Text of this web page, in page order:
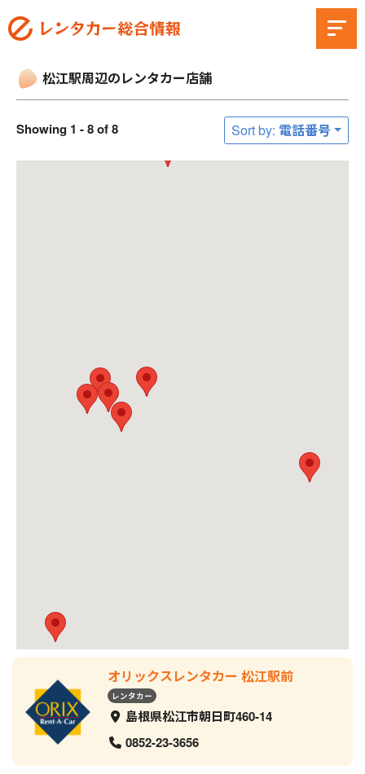
松江駅周辺のレンタカー店舗
Showing 1 - 8 of 8 Sort by: 電話番号
オリックスレンタカー 松江駅前
レンタカー
島根県松江市朝日町460-14
0852-23-3656